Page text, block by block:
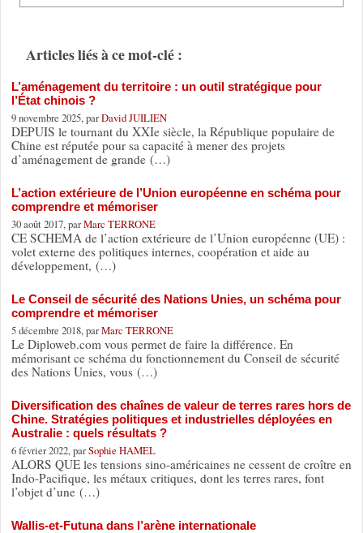
Articles liés à ce mot-clé :
L’aménagement du territoire : un outil stratégique pour
l’État chinois ?
9 novembre 2025, parDavid JUILIEN
DEPUIS le tournant du XXIe siècle, la République populaire de
Chine est réputée pour sa capacité à mener des projets
d’aménagement de grande (…)
L’action extérieure de l’Union européenne en schéma pour
comprendre et mémoriser
30 août 2017, parMarc TERRONE
CE SCHEMA de l’action extérieure de l’Union européenne (UE) :
volet externe des politiques internes, coopération et aide au
développement, (…)
Le Conseil de sécurité des Nations Unies, un schéma pour
comprendre et mémoriser
5 décembre 2018, parMarc TERRONE
Le Diploweb.com vous permet de faire la différence. En
mémorisant ce schéma du fonctionnement du Conseil de sécurité
des Nations Unies, vous (…)
Diversification des chaînes de valeur de terres rares hors de
Chine. Stratégies politiques et industrielles déployées en
Australie : quels résultats ?
6 février 2022, parSophie HAMEL
ALORS QUE les tensions sino-américaines ne cessent de croître en
Indo-Pacifique, les métaux critiques, dont les terres rares, font
l’objet d’une (…)
Wallis-et-Futuna dans l’arène internationale